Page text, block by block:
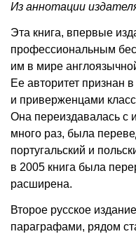
Из аннотации
Эта книга, впервые
профессиональным
им в мире
Ее авторитет признан
и приверженцами
Она переиздавалась с
много раз, была
португальский и
в 2005 книга была
расширена.
Второе русское
параграфами, рядом